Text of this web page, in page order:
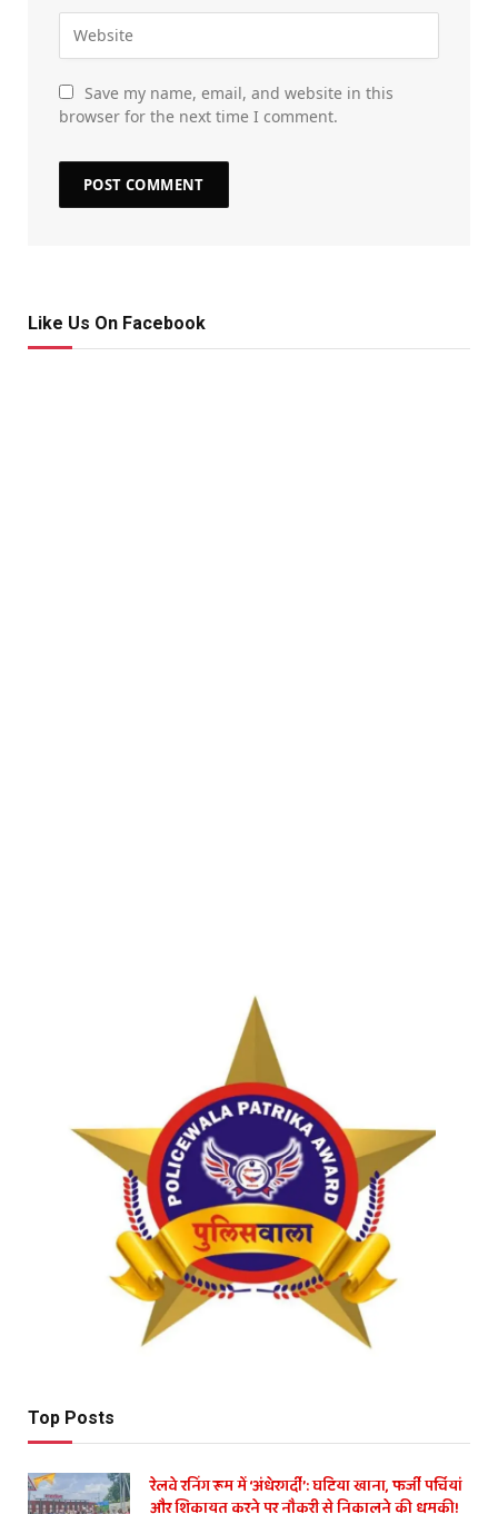
Save my name, email, and website in this
browser for the next time I comment.
Like Us On Facebook
Top Posts
रेलवे रनिंग रूम में ‘अंधेरगर्दी’: घटिया खाना, फर्जी पर्चियां
और शिकायत करने पर नौकरी से निकालने की धमकी!